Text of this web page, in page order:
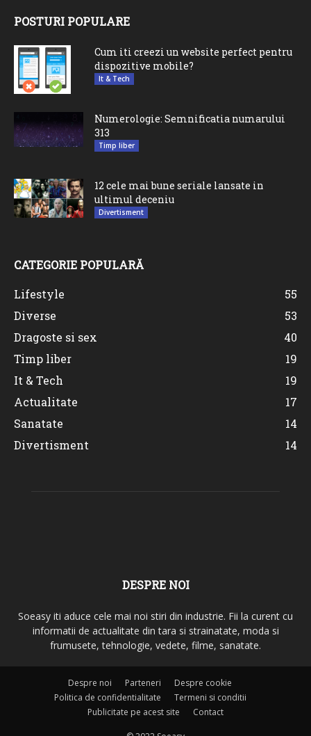
POSTURI POPULARE
Cum iti creezi un website perfect pentru
dispozitive mobile?
It & Tech
Numerologie: Semnificatia numarului
313
Timp liber
12 cele mai bune seriale lansate in
ultimul deceniu
Divertisment
CATEGORIE POPULARĂ
Lifestyle
55
Diverse
53
Dragoste si sex
40
Timp liber
19
It & Tech
19
Actualitate
17
Sanatate
14
Divertisment
14
DESPRE NOI
Soeasy iti aduce cele mai noi stiri din industrie. Fii la curent cu
informatii de actualitate din tara si strainatate, moda si
frumusete, tehnologie, vedete, filme, sanatate.
Despre noi Parteneri
Despre cookie
Politica de confidentialitate
Termeni si conditii
Publicitate pe acest site
Contact